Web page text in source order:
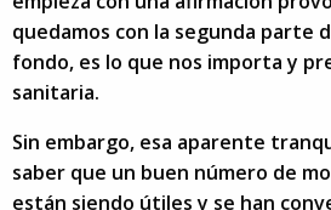
quedamos con la segunda parte
fondo, es lo que nos importa y
sanitaria.
Sin embargo, esa aparente
saber que un buen número de
están siendo útiles y se han